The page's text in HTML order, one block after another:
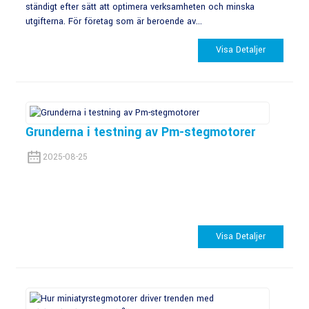
ständigt efter sätt att optimera verksamheten och minska
utgifterna. För företag som är beroende av...
Visa Detaljer
Grunderna i testning av Pm-stegmotorer
2025-08-25
Visa Detaljer